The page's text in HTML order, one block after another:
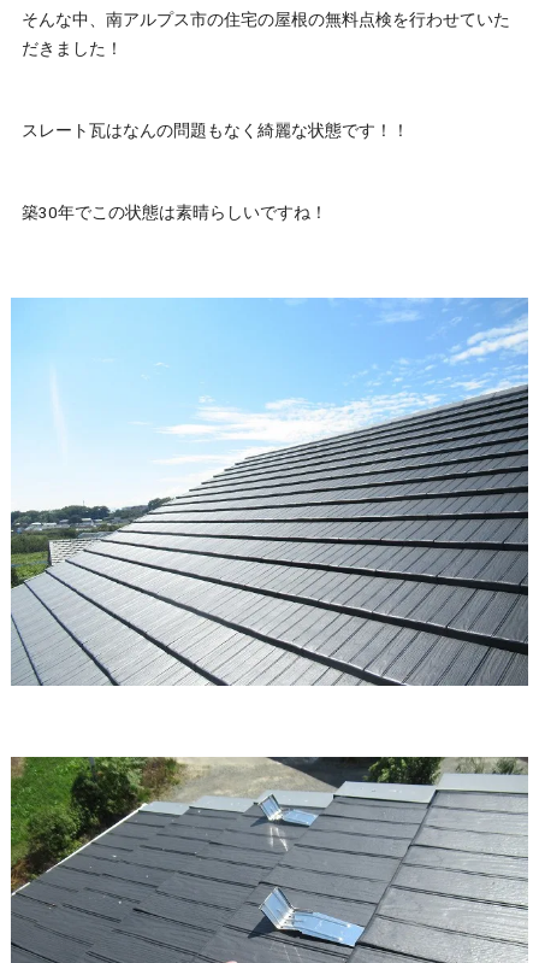
そんな中、南アルプス市の住宅の屋根の無料点検を行わせていた
だきました！
スレート瓦はなんの問題もなく綺麗な状態です！！
築30年でこの状態は素晴らしいですね！